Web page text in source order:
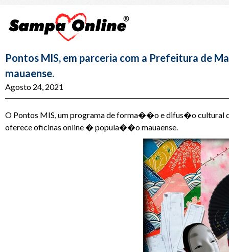
Pontos MIS, em parceria com a Prefeitura
mauaense.
Agosto 24, 2021
O Pontos MIS, um programa de forma��o e difus�o cultural
oferece oficinas online � popula��o mauaense.